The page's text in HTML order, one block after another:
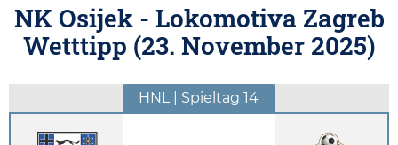
NK Osijek - Lokomotiva Zagreb
Wetttipp (23. November 2025)
HNL | Spieltag 14